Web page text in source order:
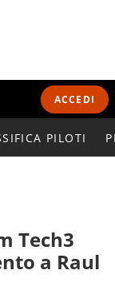
ACCEDI
PILOTI
Tech3
a Raul